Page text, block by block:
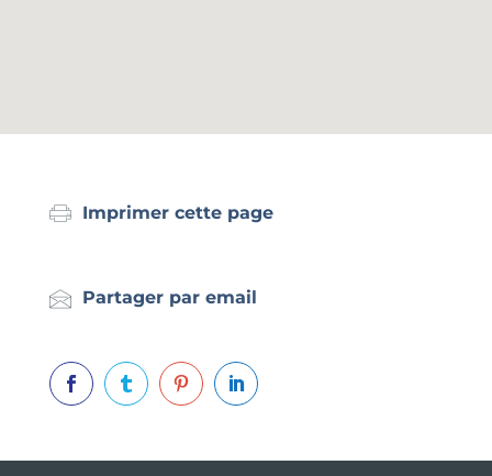
Imprimer cette page
Partager par email
   